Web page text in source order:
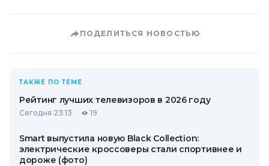
ПОДЕЛИТЬСЯ НОВОСТЬЮ
ТАКЖЕ ПО ТЕМЕ
Рейтинг лучших телевизоров в 2026 году
Сегодня 23:13 19
Smart выпустила новую Black Collection:
электрические кроссоверы стали спортивнее и
дороже (фото)